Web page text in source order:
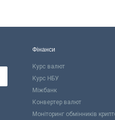
Фінанси
Курс валют
Курс НБУ
Міжбанк
Конвертер валют
Моніторинг обмінників